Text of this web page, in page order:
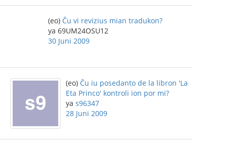
(eo) Ĉu vi revizius mian tradukon?
ya 69UM24OSU12
30 Juni 2009
(eo) Ĉu iu posedanto de la libron 'La
Eta Princo' kontroli ion por mi?
ya s96347
28 Juni 2009